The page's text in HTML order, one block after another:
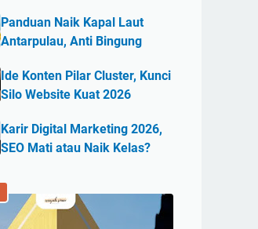
Panduan Naik Kapal Laut
Antarpulau, Anti Bingung
Ide Konten Pilar Cluster, Kunci
Silo Website Kuat 2026
Karir Digital Marketing 2026,
SEO Mati atau Naik Kelas?